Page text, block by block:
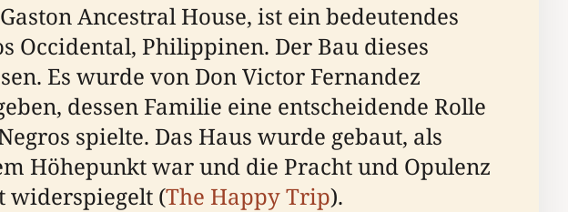
Ancestral House, ist ein bedeutendes
Occidental, Philippinen. Der Bau dieses
Es wurde von Don Victor Fernandez
dessen Familie eine entscheidende Rolle
spielte. Das Haus wurde gebaut, als
Höhepunkt war und die Pracht und Opulenz
widerspiegelt (The Happy Trip).